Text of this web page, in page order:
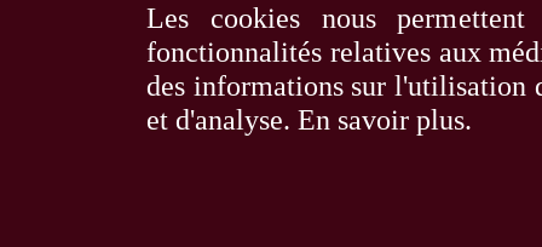
Les cookies nous
fonctionnalités relatives aux
des informations sur l'utilisation
et d'analyse. En savoir plus.